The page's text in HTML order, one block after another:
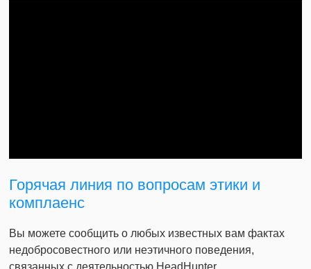
Горячая линия по вопросам этики и
комплаенс
Вы можете сообщить о любых известных вам фактах
недобросовестного или неэтичного поведения,